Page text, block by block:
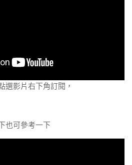
選影片右下角訂閱，
也可參考一下